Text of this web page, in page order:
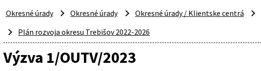
Okresné úrady Okresné úrady Okresné úrady / Klientske centrá
Plán rozvoja okresu Trebišov 2022-2026
Výzva 1/OUTV/2023